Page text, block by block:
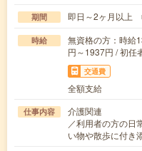
期間 即日～2ヶ月以上
時給
無資格の方：時給
円～1937円 / 初任
交通費
全額支給
仕事内容
介護関連
／利用者の方の
い物や散歩に付き